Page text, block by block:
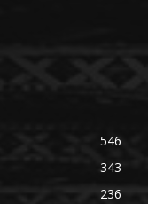
546
343
236